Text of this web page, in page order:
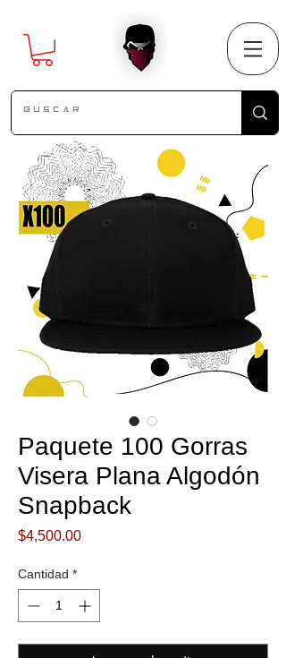
Paquete 100 Gorras
Visera Plana Algodón
Snapback
$4,500.00Precio
Cantidad *